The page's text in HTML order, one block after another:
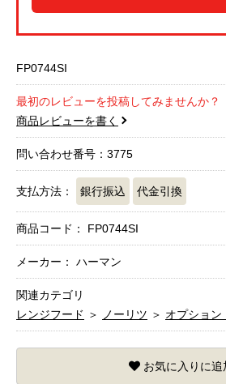
FP0744SI
最初のレビューを投稿してみませんか？
商品レビューを書く
問い合わせ番号：3775
支払方法： 銀行振込 代金引換
商品コード： FP0744SI
メーカー： ハーマン
関連カテゴリ
レンジフード ＞ ノーリツ ＞ オプション
お気に入りに追